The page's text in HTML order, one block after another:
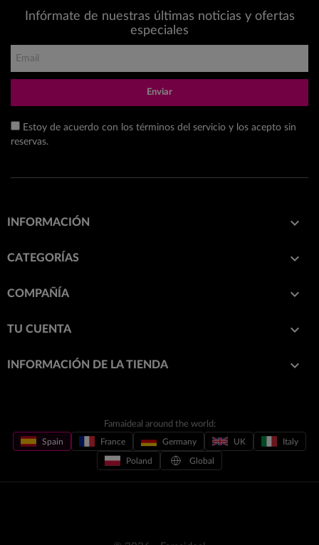
Infórmate de nuestras últimas noticias y ofertas
especiales
Enviar
Estoy de acuerdo con los términos del servicio y los acepto sin
reservas.
INFORMACIÓN 
CATEGORÍAS 
COMPAÑÍA 
TU CUENTA 
INFORMACIÓN DE LA TIENDA keyboard_arrow_down
Famaideal around the world:
Spain France Germany UK Italy
Poland Global